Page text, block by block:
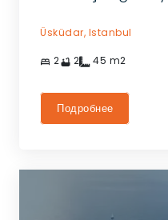
Üsküdar, Istanbul
2 2 45 m2
Подробнее